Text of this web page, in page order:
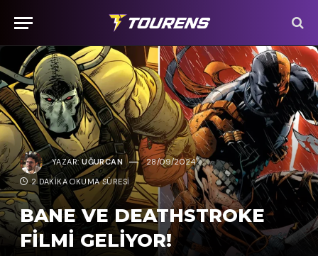
YAZAR: UĞURCAN 28/09/2024
2 DAKIKA OKUMA SÜRESI
BANE VE DEATHSTROKE
FİLMİ GELİYOR!